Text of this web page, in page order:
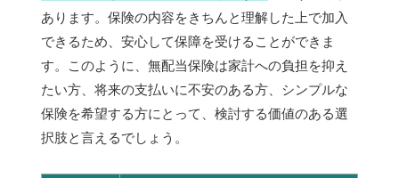
あります。保険の内容をきちんと理解した上で加入
できるため、安心して保障を受けることができま
す。このように、無配当保険は家計への負担を抑え
たい方、将来の支払いに不安のある方、シンプルな
保険を希望する方にとって、検討する価値のある選
択肢と言えるでしょう。